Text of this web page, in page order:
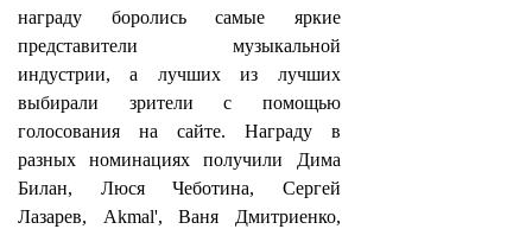
награду боролись самые яркие
представители музыкальной
индустрии, а лучших из лучших
выбирали зрители с помощью
голосования на сайте. Награду в
разных номинациях получили Дима
Билан, Люся Чеботина, Сергей
Лазарев, Akmal', Ваня Дмитриенко,